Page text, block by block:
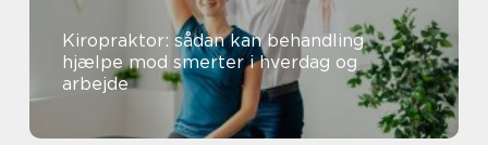
Kiropraktor: sådan kan behandling
hjælpe mod smerter i hverdag og
arbejde